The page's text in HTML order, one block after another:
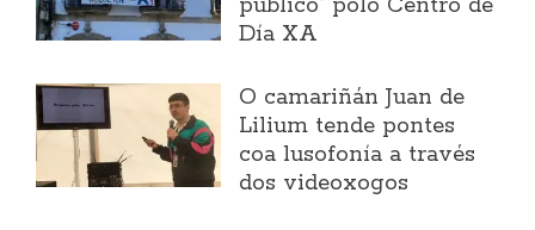
Día XA
O camariñán Juan de
Lilium tende pontes
coa lusofonía a través
dos videoxogos